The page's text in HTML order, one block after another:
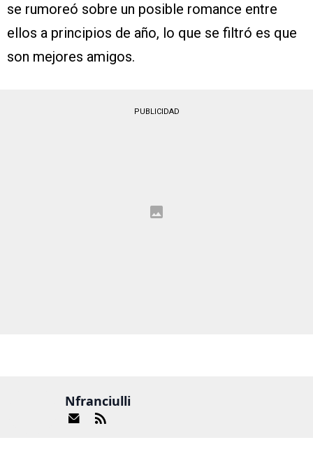
se rumoreó sobre un posible romance entre
ellos a principios de año, lo que se filtró es que
son mejores amigos.
PUBLICIDAD
Nfranciulli